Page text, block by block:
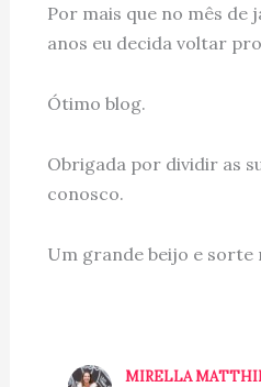
Por mais que no mês de
anos eu decida voltar
Ótimo blog.
Obrigada por dividir as
conosco.
Um grande beijo e sorte
MIRELLA